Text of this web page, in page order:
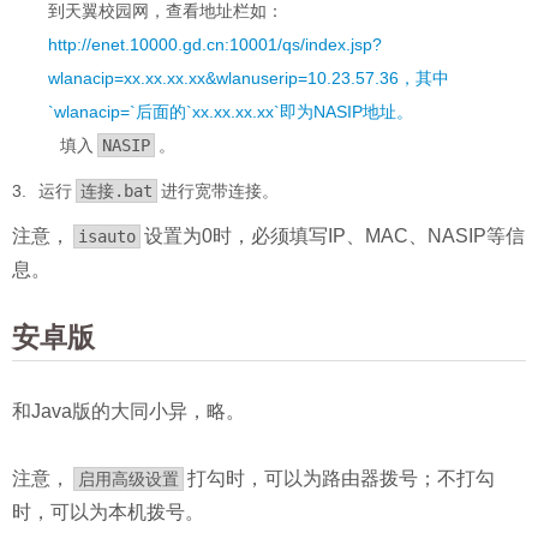
到天翼校园网，查看地址栏如：
http://enet.10000.gd.cn:10001/qs/index.jsp?
wlanacip=xx.xx.xx.xx&wlanuserip=10.23.57.36，其中
`wlanacip=`后面的`xx.xx.xx.xx`即为NASIP地址。
填入
NASIP 。
运行 连接.bat 进行宽带连接。
注意， isauto 设置为0时，必须填写IP、MAC、NASIP等信
息。
安卓版
和Java版的大同小异，略。
注意， 启用高级设置 打勾时，可以为路由器拨号；不打勾
时，可以为本机拨号。